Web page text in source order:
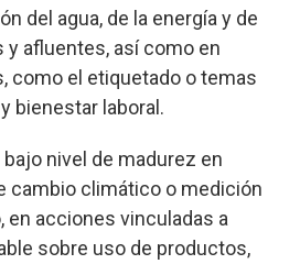
del agua, de la energía y de
y afluentes, así como en
como el etiquetado o temas
bienestar laboral.
nivel de madurez en
cambio climático o medición
en acciones vinculadas a
sobre uso de productos,